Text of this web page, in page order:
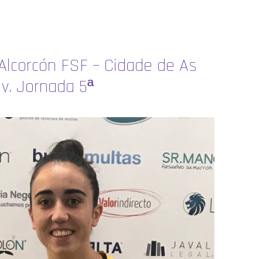
FSF – Cidade de As
Jornada 5ª